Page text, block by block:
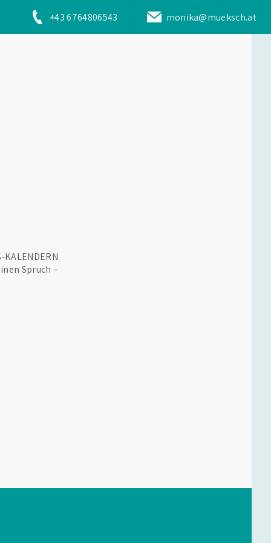
+43 6764806543 monika@mueksch.at
Spruch –